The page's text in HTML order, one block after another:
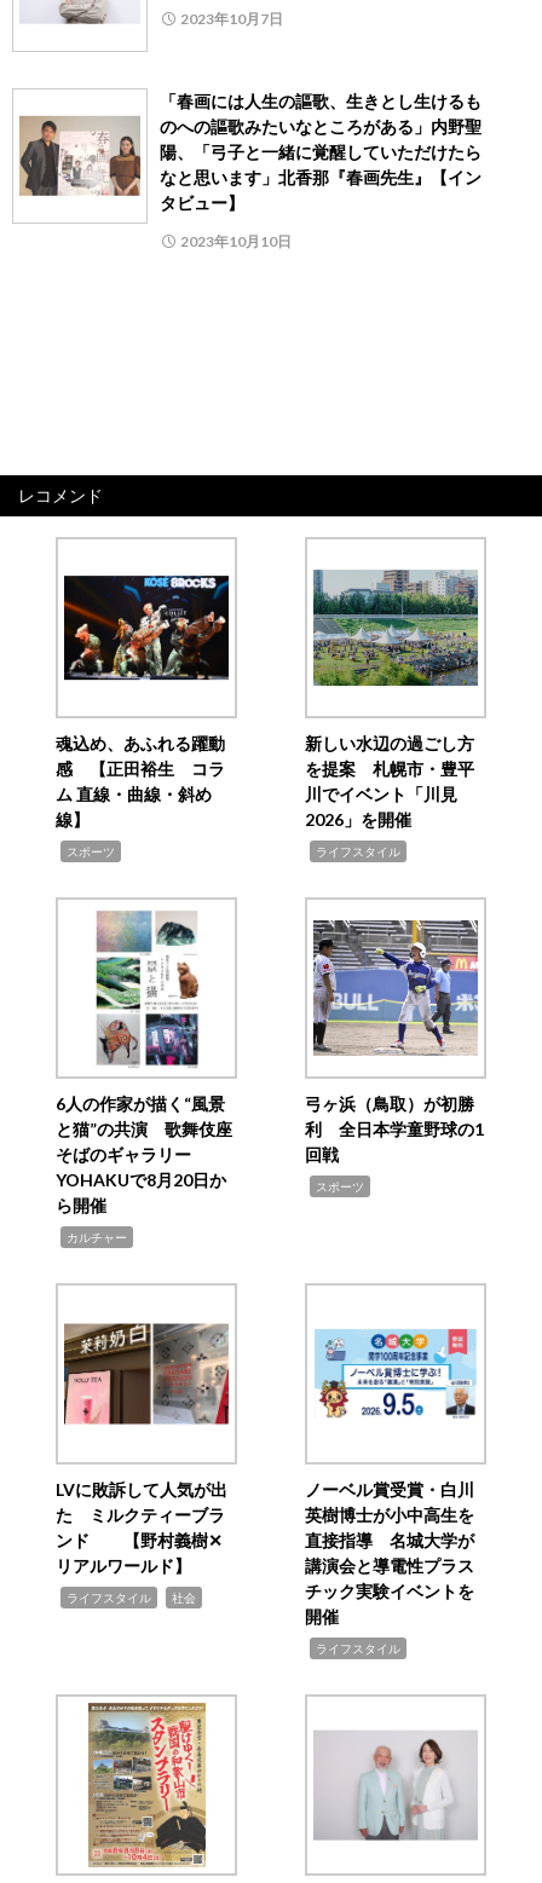
2023年10月7日
「春画には人生の謳歌、生きとし生けるも
のへの謳歌みたいなところがある」内野聖
陽、「弓子と一緒に覚醒していただけたら
なと思います」北香那『春画先生』【イン
タビュー】
2023年10月10日
レコメンド
魂込め、あふれる躍動
感 【正田裕生 コラ
ム 直線・曲線・斜め
線】
スポーツ
新しい水辺の過ごし方
を提案 札幌市・豊平
川でイベント「川見
2026」を開催
ライフスタイル
6人の作家が描く“風景
と猫”の共演 歌舞伎座
そばのギャラリー
YOHAKUで8月20日か
ら開催
カルチャー
弓ヶ浜（鳥取）が初勝
利 全日本学童野球の1
回戦
スポーツ
LVに敗訴して人気が出
た ミルクティーブラ
ンド 【野村義樹✕
リアルワールド】
ライフスタイル 社会
ノーベル賞受賞・白川
英樹博士が小中高生を
直接指導 名城大学が
講演会と導電性プラス
チック実験イベントを
開催
ライフスタイル